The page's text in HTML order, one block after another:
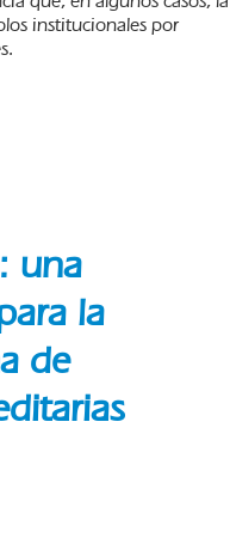
institucionales por
una
la
de